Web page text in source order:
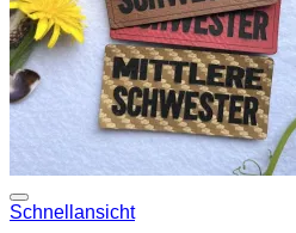
Schnellansicht